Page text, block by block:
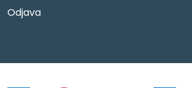
Odjava